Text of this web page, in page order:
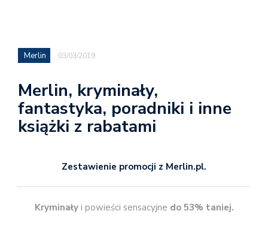
Merlin 03/03/2019
Merlin, kryminały,
fantastyka, poradniki i inne
książki z rabatami
Zestawienie promocji z Merlin.pl.
Kryminałyi powieści sensacyjne do 53% taniej.